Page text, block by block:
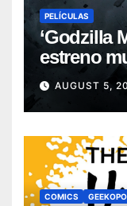
PELÍCULAS
‘Godzilla
estreno
Cine de
AUGUST 5,
COMICS